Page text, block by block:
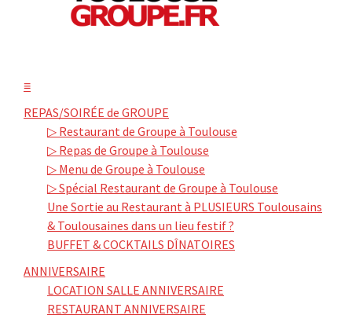
≡
REPAS/SOIRÉE de GROUPE
▷ Restaurant de Groupe à Toulouse
▷ Repas de Groupe à Toulouse
▷ Menu de Groupe à Toulouse
▷ Spécial Restaurant de Groupe à Toulouse
Une Sortie au Restaurant à PLUSIEURS Toulousains
& Toulousaines dans un lieu festif ?
BUFFET & COCKTAILS DÎNATOIRES
ANNIVERSAIRE
LOCATION SALLE ANNIVERSAIRE
RESTAURANT ANNIVERSAIRE